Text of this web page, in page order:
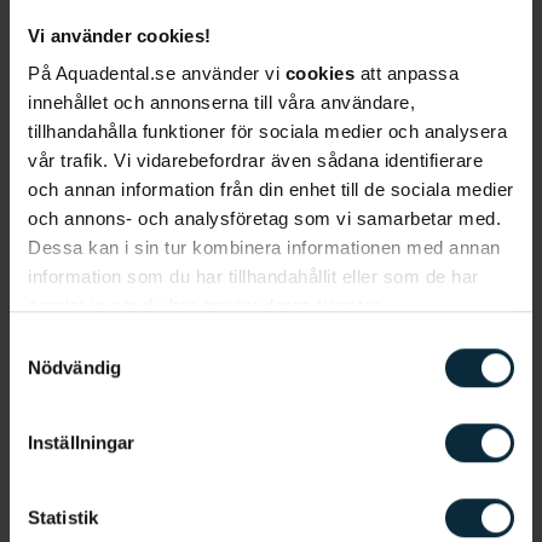
Vi använder cookies!
På Aquadental.se använder vi cookies att anpassa
innehållet och annonserna till våra användare,
tillhandahålla funktioner för sociala medier och analysera
vår trafik. Vi vidarebefordrar även sådana identifierare
och annan information från din enhet till de sociala medier
och annons- och analysföretag som vi samarbetar med.
Dessa kan i sin tur kombinera informationen med annan
information som du har tillhandahållit eller som de har
Nödvändig
Inställningar
Statistik
Hur behandlas Oral lichen planus
Oral lichen planus behöver inte alltid behandlas
och i dag finns det inte heller någon effektiv
behandling som helt tar bort besvären. Om du har
Oral lichen planus är det viktigt att hållamunhålan
frisk, det vill säga, ta borttandstenregelbundet
och att trasigafyllningareller vassa tänder
behandlas. Trasiga fyllningar eller vassa tänder kan
skava mot kinden eller tungan och förvärra
rengöringminst två gånger om året och vissa
tandläkares rekommendationer om hur ofta du ska